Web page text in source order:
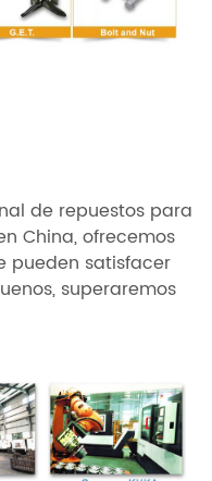
de repuestos para
China, ofrecemos
pueden satisfacer
superaremos